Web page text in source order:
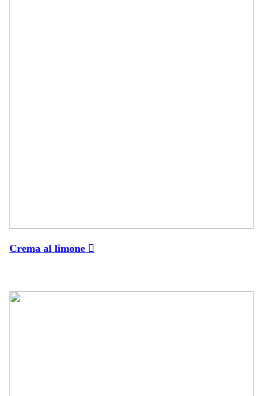
Crema al limone ︎︎︎